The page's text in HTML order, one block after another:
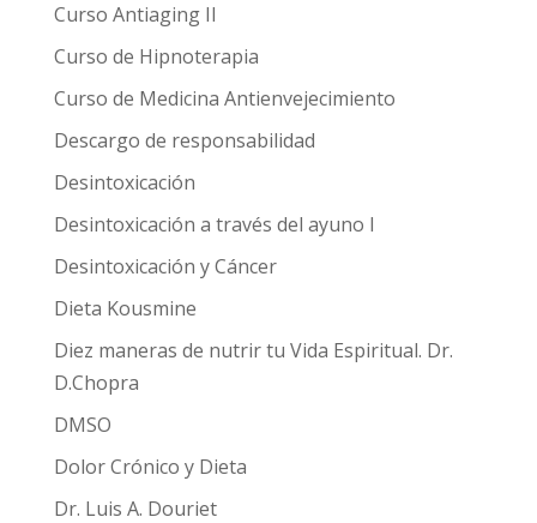
Curso Antiaging II
Curso de Hipnoterapia
Curso de Medicina Antienvejecimiento
Descargo de responsabilidad
Desintoxicación
Desintoxicación a través del ayuno I
Desintoxicación y Cáncer
Dieta Kousmine
Diez maneras de nutrir tu Vida Espiritual. Dr.
D.Chopra
DMSO
Dolor Crónico y Dieta
Dr. Luis A. Douriet